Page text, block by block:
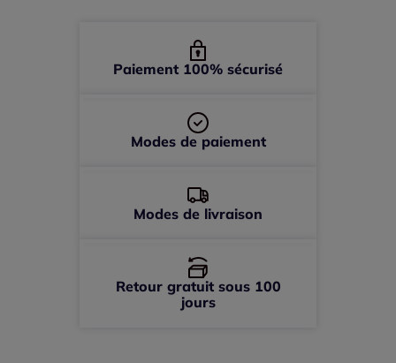
Paiement 100% sécurisé
Modes de paiement
Modes de livraison
Retour gratuit sous 100
jours